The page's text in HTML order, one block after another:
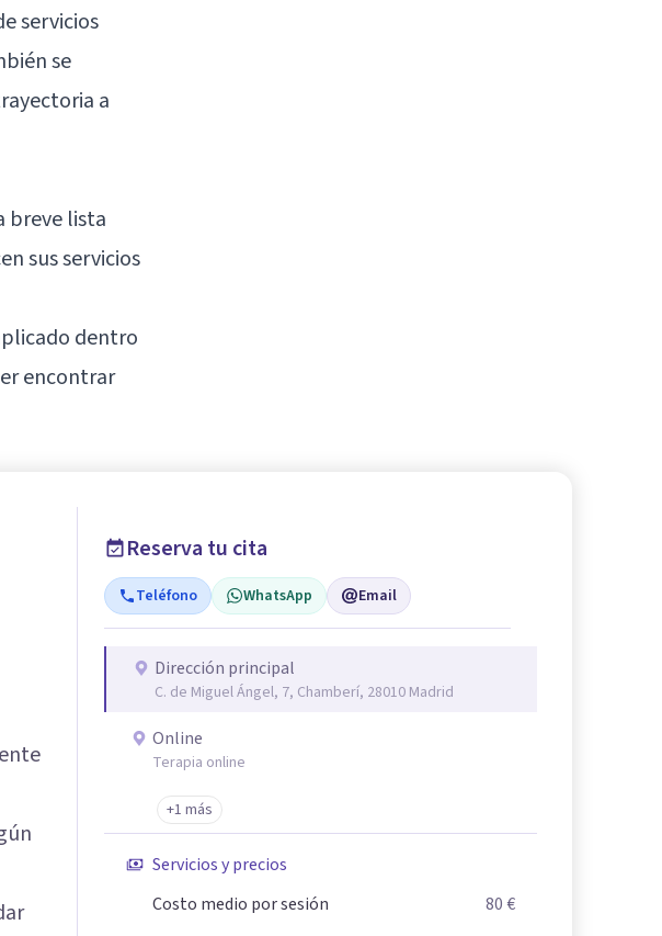
servicios
se
a
breve lista
sus servicios
dentro
encontrar
Reserva tu cita
Teléfono WhatsApp Email
Dirección principal
C. de Miguel Ángel, 7, Chamberí, 28010 Madrid
Online
Terapia online
+1 más
Servicios y precios
Costo medio por sesión
80 €